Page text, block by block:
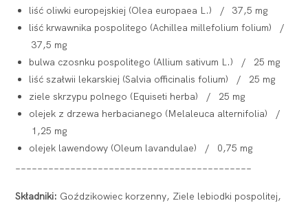
liść oliwki europejskiej (Olea europaea L.) / 37,5 mg
liść krwawnika pospolitego (Achillea millefolium folium) /
37,5 mg
bulwa czosnku pospolitego (Allium sativum L.) / 25 mg
liść szałwii lekarskiej (Salvia officinalis folium) / 25 mg
ziele skrzypu polnego (Equiseti herba) / 25 mg
olejek z drzewa herbacianego (Melaleuca alternifolia) /
1,25 mg
olejek lawendowy (Oleum lavandulae) / 0,75 mg
Składniki: Goździkowiec korzenny, Ziele lebiodki pospolitej,